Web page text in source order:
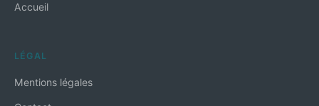
Accueil
LÉGAL
Mentions légales